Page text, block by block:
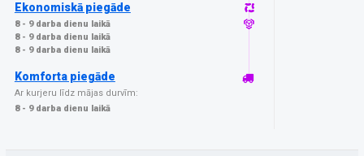
Ekonomiskā piegāde
8 - 9 darba dienu laikā
8 - 9 darba dienu laikā
8 - 9 darba dienu laikā
Komforta piegāde
Ar kurjeru līdz mājas durvīm:
8 - 9 darba dienu laikā